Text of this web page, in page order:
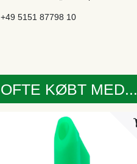
+49 5151 87798 10
OFTE KØBT MED...